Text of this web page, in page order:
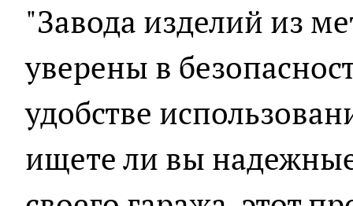
"Завода изделий из
уверены в
удобстве
ищете ли вы